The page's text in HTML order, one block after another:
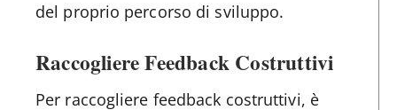
del proprio percorso di sviluppo.
Raccogliere Feedback Costruttivi
Per raccogliere feedback costruttivi, è